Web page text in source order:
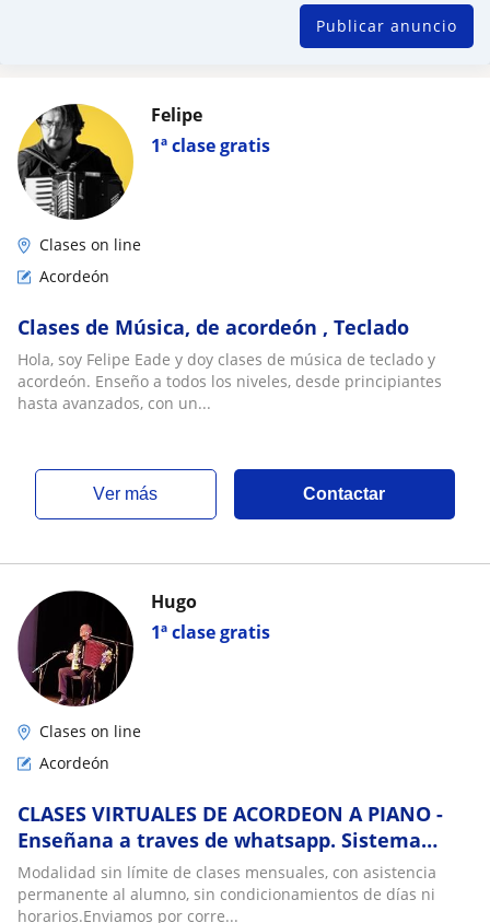
Publicar anuncio
1ª clase gratis
Felipe
Clases on line
Acordeón
Clases de Música, de acordeón , Teclado
Hola, soy Felipe Eade y doy clases de música de teclado y
acordeón. Enseño a todos los niveles, desde principiantes
hasta avanzados, con un...
ver más Contactar
1ª clase gratis
Hugo
Clases on line
Acordeón
CLASES VIRTUALES DE ACORDEON A PIANO -
Enseñana a traves de whatsapp. Sistema
dinámico, accesible y eficaz
Modalidad sin límite de clases mensuales, con asistencia
permanente al alumno, sin condicionamientos de días ni
horarios.Enviamos por corre...